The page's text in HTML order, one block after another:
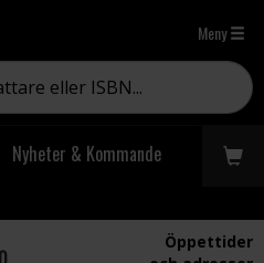
Meny
Nyheter & Kommande
Öppettider